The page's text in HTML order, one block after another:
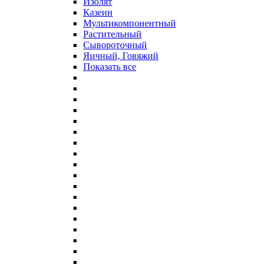
Казеин
Мультикомпонентный
Растительный
Сывороточный
Яичный, Говяжий
Показать все